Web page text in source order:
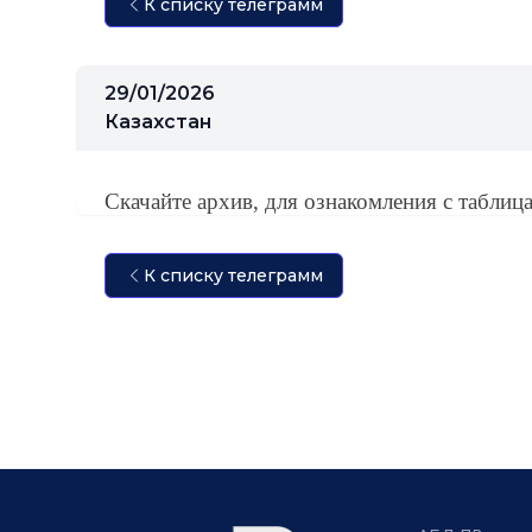
К списку телеграмм
29/01/2026
Казахстан
Скачайте архив, для ознакомления с
К списку телеграмм